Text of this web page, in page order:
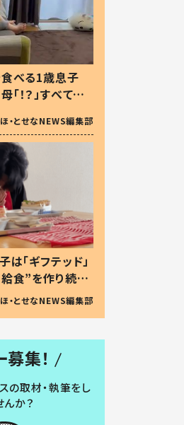
食べる1歳息子
！？」すべてを
愛いから許
ほ・とせなNEWS編集部
「ギフテッド」
食”を作り続け
親 #令和の子
ほ・とせなNEWS編集部
集！
の取材・執筆をし
か？